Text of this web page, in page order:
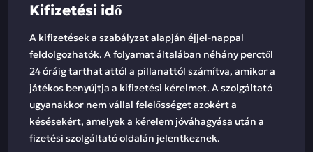
Kifizetési idő
A kifizetések a szabályzat alapján éjjel-nappal
feldolgozhatók. A folyamat általában néhány perctől
24 óráig tarthat attól a pillanattól számítva, amikor a
játékos benyújtja a kifizetési kérelmet. A szolgáltató
ugyanakkor nem vállal felelősséget azokért a
késésekért, amelyek a kérelem jóváhagyása után a
fizetési szolgáltató oldalán jelentkeznek.